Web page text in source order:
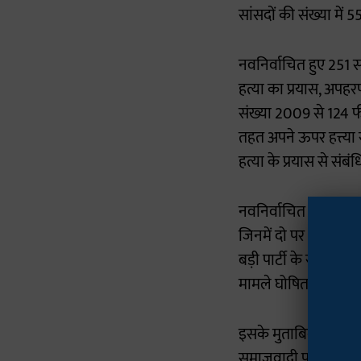
सांसदों की संख्या में
नवनिर्वाचित हुए
हत्या का प्रयास,
संख्या 2009 से 124
तहत अपने ऊपर
हत्या के प्रयास से
नवनिर्वाचित हुए 15
जिनमें दो पर
बड़ी पार्टी के रूप में
मामले घोषित किए हैं।
इसके मुताबिक